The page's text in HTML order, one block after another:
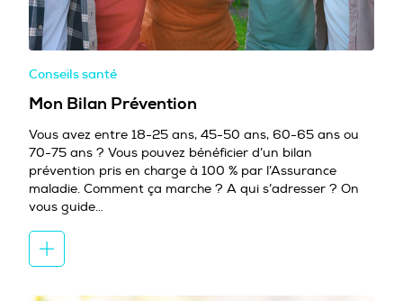
Conseils santé
Mon Bilan Prévention
Vous avez entre 18-25 ans, 45-50 ans, 60-65 ans ou
70-75 ans ? Vous pouvez bénéficier d’un bilan
prévention pris en charge à 100 % par l’Assurance
maladie. Comment ça marche ? A qui s’adresser ? On
vous guide…